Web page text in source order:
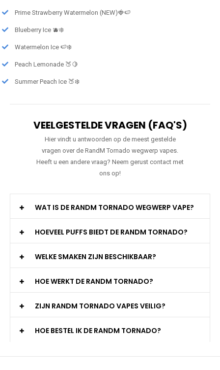
Prime Strawberry Watermelon (NEW)🍓🍉
Blueberry Ice 🫐❄️
Watermelon Ice 🍉❄️
Peach Lemonade 🍑🍋
Summer Peach Ice 🍑❄️
VEELGESTELDE VRAGEN (FAQ'S)
Hier vindt u antwoorden op de meest gestelde
vragen over de RandM Tornado wegwerp vapes.
Heeft u een andere vraag? Neem gerust contact met
ons op!
WAT IS DE RANDM TORNADO WEGWERP VAPE?
HOEVEEL PUFFS BIEDT DE RANDM TORNADO?
WELKE SMAKEN ZIJN BESCHIKBAAR?
HOE WERKT DE RANDM TORNADO?
ZIJN RANDM TORNADO VAPES VEILIG?
HOE BESTEL IK DE RANDM TORNADO?